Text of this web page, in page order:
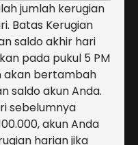
jumlah kerugian
Batas Kerugian
saldo akhir hari
pada pukul 5 PM
akan bertambah
saldo akun Anda.
sebelumnya
akun Anda
harian jika